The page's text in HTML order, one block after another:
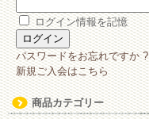
ログイン情報を記憶
パスワードをお忘れですか ?
新規ご入会はこちら
商品カテゴリー